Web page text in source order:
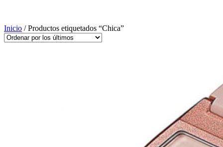
Inicio / Productos etiquetados “Chica”